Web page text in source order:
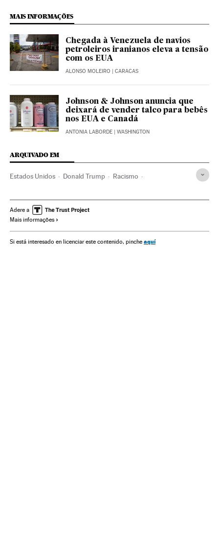
MAIS INFORMAÇÕES
Chegada à Venezuela de navios
petroleiros iranianos eleva a tensão
com os EUA
ALONSO MOLEIRO | CARACAS
Johnson & Johnson anuncia que
deixará de vender talco para bebês
nos EUA e Canadá
ANTONIA LABORDE | WASHINGTON
ARQUIVADO EM
Estados Unidos Donald Trump Racismo
Democracia Casa Blanca
Adere a
Mais informações
Si está interesado en licenciar este contenido, pinche aquí